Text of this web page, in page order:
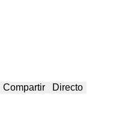
Compartir Directo